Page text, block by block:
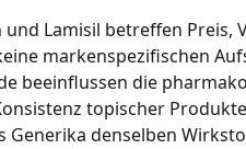
Lamisil betreffen Preis,
markenspezifischen
beeinflussen die
topischer
denselben